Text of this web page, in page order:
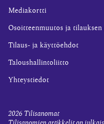
Mediakortti
Osoitteenmuutos ja tilauksen
Tilaus- ja käyttöehdot
Taloushallintoliitto
Yhteystiedot
2026 Tilisanomat